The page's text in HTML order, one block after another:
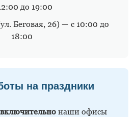
до 19:00
Беговая, 26) — с 10:00 до
18:00
на праздники
наши офисы